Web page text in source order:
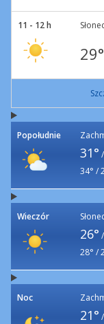
11 - 12 h
29°
Popołudnie
31° /
34° /
Wieczór
26° /
28° /
Noc
21° /